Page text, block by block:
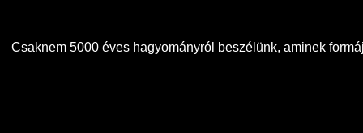
Csaknem 5000 éves hagyományról beszélünk, aminek